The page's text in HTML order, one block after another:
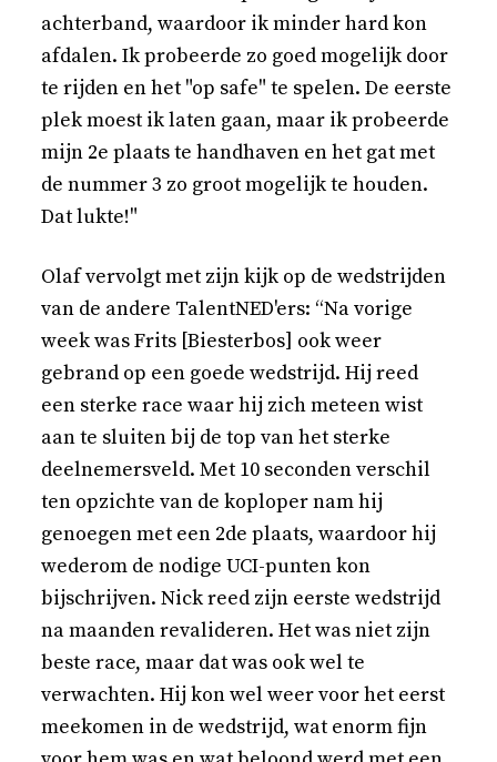
achterband, waardoor ik minder hard kon
afdalen. Ik probeerde zo goed mogelijk door
te rijden en het "op safe" te spelen. De eerste
plek moest ik laten gaan, maar ik probeerde
mijn 2e plaats te handhaven en het gat met
de nummer 3 zo groot mogelijk te houden.
Dat lukte!"
Olaf vervolgt met zijn kijk op de wedstrijden
van de andere TalentNED'ers: “Na vorige
week was Frits [Biesterbos] ook weer
gebrand op een goede wedstrijd. Hij reed
een sterke race waar hij zich meteen wist
aan te sluiten bij de top van het sterke
deelnemersveld. Met 10 seconden verschil
ten opzichte van de koploper nam hij
genoegen met een 2de plaats, waardoor hij
wederom de nodige UCI-punten kon
bijschrijven. Nick reed zijn eerste wedstrijd
na maanden revalideren. Het was niet zijn
beste race, maar dat was ook wel te
verwachten. Hij kon wel weer voor het eerst
meekomen in de wedstrijd, wat enorm fijn